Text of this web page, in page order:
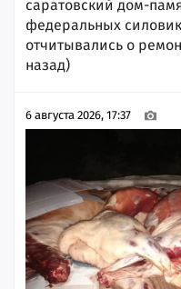
саратовский дом-
федеральных
отчитывались о
назад)
6 августа 2026, 17:37